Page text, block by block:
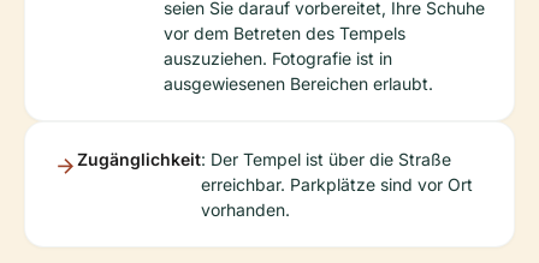
seien Sie darauf vorbereitet, Ihre Schuhe
vor dem Betreten des Tempels
auszuziehen. Fotografie ist in
ausgewiesenen Bereichen erlaubt.
Zugänglichkeit: Der Tempel ist über die Straße
erreichbar. Parkplätze sind vor Ort
vorhanden.